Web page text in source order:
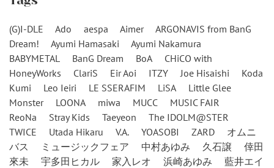
(G)I-DLE Ado aespa Aimer
ARGONAVIS from BanG
Dream!
Ayumi Hamasaki
Ayumi Nakamura
BABYMETAL
BanG Dream BoA
CHiCO with
HoneyWorks
ClariS Eir Aoi ITZY Joe Hisaishi
Koda
Kumi
Leo Ieiri LE SSERAFIM LiSA
Little Glee
Monster
LOONA miwa MUCC
MUSIC FAIR
ReoNa
Stray Kids Taeyeon
The IDOLM@STER
TWICE
Utada Hikaru V.A. YOASOBI ZARD
オムニ
バス
ミュージックフェア 中村あゆみ 久石譲
倖田
來未
宇多田ヒカル 家入レオ 浜崎あゆみ
藍井エイ